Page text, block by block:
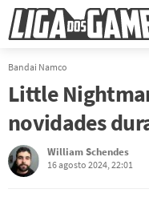
Bandai Namco
Little
novidades
William Schendes
16 agosto 2024, 22:01